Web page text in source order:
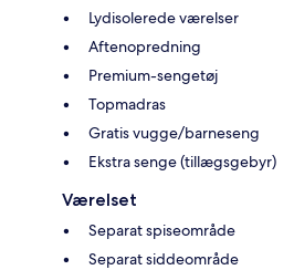
Lydisolerede værelser
Aftenopredning
Premium-sengetøj
Topmadras
Gratis vugge/barneseng
Ekstra senge (tillægsgebyr)
Værelset
Separat spiseområde
Separat siddeområde